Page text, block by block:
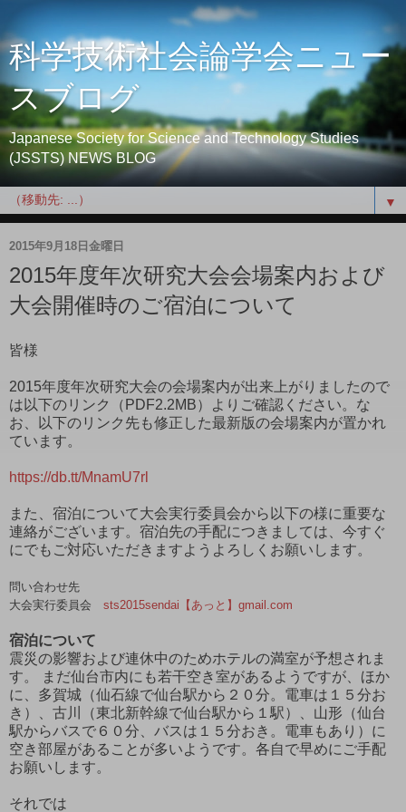
科学技術社会論学会ニュー
スブログ
Japanese Society for Science and Technology Studies
(JSSTS) NEWS BLOG
▼
2015年9月18日金曜日
2015年度年次研究大会会場案内および
大会開催時のご宿泊について
皆様
2015年度年次研究大会の会場案内が出来上がりましたので
は以下のリンク（PDF2.2MB）よりご確認ください。な
お、以下のリンク先も修正した最新版の会場案内が置かれ
ています。
https://db.tt/MnamU7rl
また、宿泊について大会実行委員会から以下の様に重要な
連絡がございます。宿泊先の手配につきましては、今すぐ
にでもご対応いただきますようよろしくお願いします。
問い合わせ先
大会実行委員会 sts2015sendai【あっと】gmail.com
宿泊について
震災の影響および連休中のためホテルの満室が予想されま
す。 まだ仙台市内にも若干空き室があるようですが、ほか
に、多賀城（仙石線で仙台駅から２０分。電車は１５分お
き）、古川（東北新幹線で仙台駅から１駅）、山形（仙台
駅からバスで６０分、バスは１５分おき。電車もあり）に
空き部屋があることが多いようです。各自で早めにご手配
お願いします。
それでは